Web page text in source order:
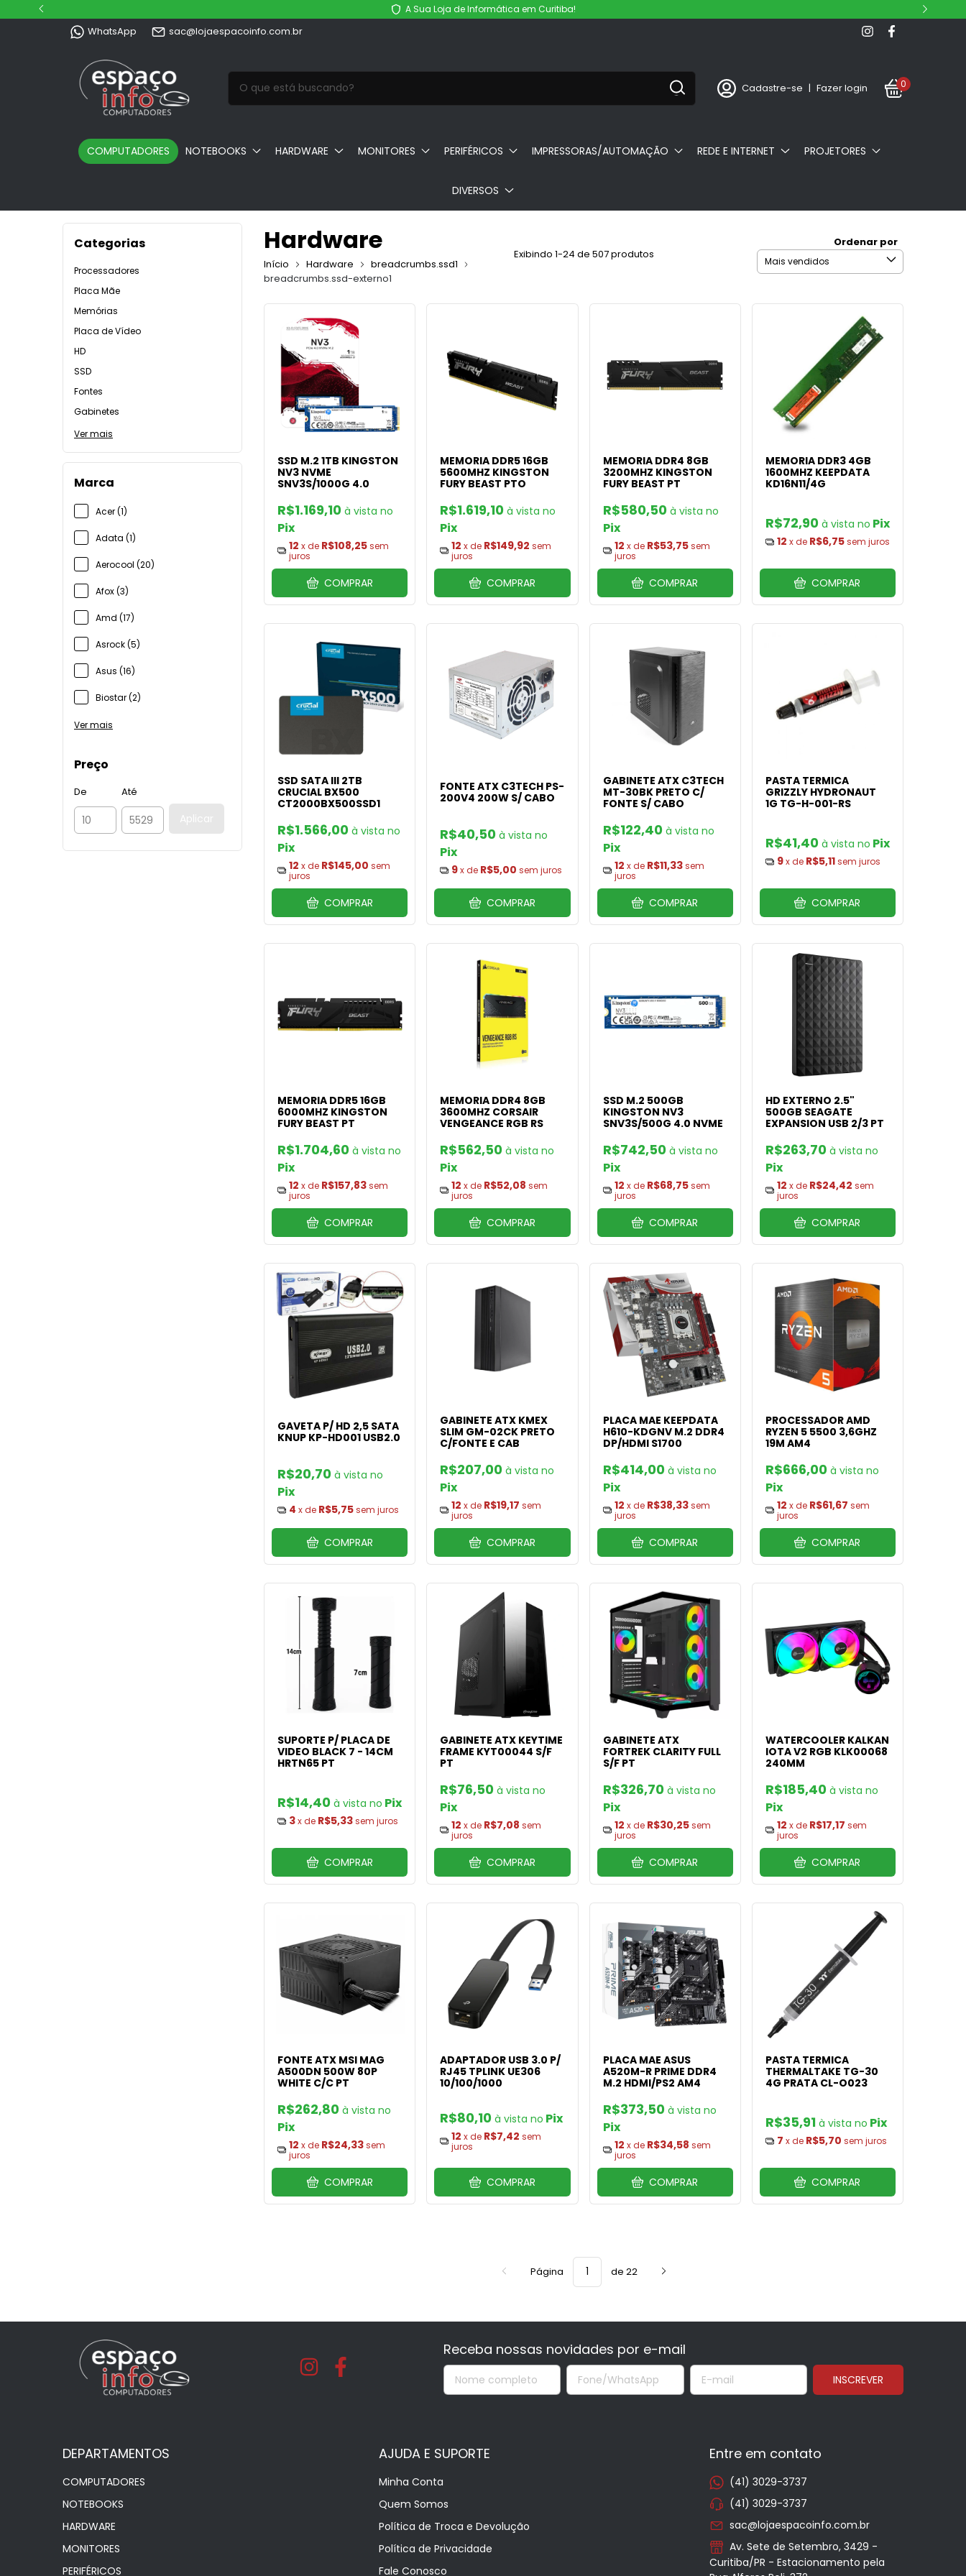
A Sua Loja de Informática em Curitiba!
WhatsApp sac@lojaespacoinfo.com.br
Cadastre-se | Fazer login 0
COMPUTADORES NOTEBOOKS HARDWARE MONITORES PERIFÉRICOS IMPRESSORAS/AUTOMAÇÃO REDE E INTERNET PROJETORES
DIVERSOS
Categorias
Processadores
Placa Mãe
Memórias
Placa de Vídeo
HD
SSD
Fontes
Gabinetes
Ver mais
Marca
Acer (1)
Adata (1)
Aerocool (20)
Afox (3)
Amd (17)
Asrock (5)
Asus (16)
Biostar (2)
Ver mais
Preço
De Até
Aplicar
Hardware
Início Hardware
breadcrumbs.ssd1
breadcrumbs.ssd-externo1
Exibindo 1-24 de 507 produtos
Ordenar por
SSD M.2 1TB KINGSTON
NV3 NVME
SNV3S/1000G 4.0
R$1.169,10
Pix
12 x de R$108,25sem
juros
COMPRAR
MEMORIA DDR5 16GB
5600MHZ KINGSTON
FURY BEAST PTO
R$1.619,10
Pix
12 x de R$149,92 sem
juros
COMPRAR
MEMORIA DDR4 8GB
3200MHZ KINGSTON
FURY BEAST PT
R$580,50
Pix
12 x de R$53,75 sem
juros
COMPRAR
MEMORIA DDR3 4GB
1600MHZ KEEPDATA
KD16N11/4G
R$72,90 Pix
12 x de R$6,75sem juros
COMPRAR
SSD SATA III 2TB
CRUCIAL BX500
CT2000BX500SSD1
R$1.566,00
Pix
12 x de R$145,00 sem
juros
COMPRAR
FONTE ATX C3TECH PS-
200V4 200W S/ CABO
R$40,50
Pix
9x de R$5,00 sem juros
COMPRAR
GABINETE ATX C3TECH
MT-30BK PRETO C/
FONTE S/ CABO
R$122,40
Pix
12 x de R$11,33 sem
juros
COMPRAR
PASTA TERMICA
GRIZZLY HYDRONAUT
1G TG-H-001-RS
R$41,40 Pix
9x de R$5,11sem juros
COMPRAR
MEMORIA DDR5 16GB
6000MHZ KINGSTON
FURY BEAST PT
R$1.704,60
Pix
12 x de R$157,83sem
juros
COMPRAR
MEMORIA DDR4 8GB
3600MHZ CORSAIR
VENGEANCE RGB RS
R$562,50
Pix
12 x de R$52,08 sem
juros
COMPRAR
SSD M.2 500GB
KINGSTON NV3
SNV3S/500G 4.0 NVME
R$742,50
Pix
12 x de R$68,75 sem
juros
COMPRAR
HD EXTERNO 2.5"
500GB SEAGATE
EXPANSION USB 2/3 PT
R$263,70
Pix
12 x de R$24,42 sem
juros
COMPRAR
GAVETA P/ HD 2,5 SATA
KNUP KP-HD001 USB2.0
R$20,70
Pix
4 x de R$5,75sem juros
COMPRAR
GABINETE ATX KMEX
SLIM GM-02CK PRETO
C/FONTE E CAB
R$207,00
Pix
12 x de R$19,17 sem
juros
COMPRAR
PLACA MAE KEEPDATA
H610-KDGNV M.2 DDR4
DP/HDMI S1700
R$414,00
Pix
12 x de R$38,33 sem
juros
COMPRAR
PROCESSADOR AMD
RYZEN 5 5500 3,6GHZ
19M AM4
R$666,00
Pix
12 x de R$61,67 sem
juros
COMPRAR
SUPORTE P/ PLACA DE
VIDEO BLACK 7 - 14CM
HRTN65 PT
R$14,40 Pix
3x de R$5,33sem juros
COMPRAR
GABINETE ATX KEYTIME
FRAME KYT00044 S/F
PT
R$76,50
Pix
12 x de R$7,08 sem
juros
COMPRAR
GABINETE ATX
FORTREK CLARITY FULL
S/F PT
R$326,70
Pix
12 x de R$30,25 sem
juros
COMPRAR
WATERCOOLER KALKAN
IOTA V2 RGB KLK00068
240MM
R$185,40
Pix
12 x de R$17,17 sem
juros
COMPRAR
FONTE ATX MSI MAG
A500DN 500W 80P
WHITE C/C PT
R$262,80
Pix
12 x de R$24,33sem
juros
COMPRAR
ADAPTADOR USB 3.0 P/
RJ45 TPLINK UE306
10/100/1000
R$80,10 Pix
12 x de R$7,42 sem
juros
COMPRAR
PLACA MAE ASUS
A520M-R PRIME DDR4
M.2 HDMI/PS2 AM4
R$373,50
Pix
12 x de R$34,58 sem
juros
COMPRAR
PASTA TERMICA
THERMALTAKE TG-30
4G PRATA CL-O023
R$35,91 Pix
7 x de R$5,70 sem juros
COMPRAR
Página de 22
Receba nossas novidades por e-mail
DEPARTAMENTOS
COMPUTADORES
NOTEBOOKS
HARDWARE
MONITORES
PERIFÉRICOS
AJUDA E SUPORTE
Minha Conta
Quem Somos
Política de Troca e Devolução
Política de Privacidade
Fale Conosco
Entre em contato
(41) 3029-3737
(41) 3029-3737
sac@lojaespacoinfo.com.br
Av. Sete de Setembro, 3429 -
Curitiba/PR - Estacionamento pela